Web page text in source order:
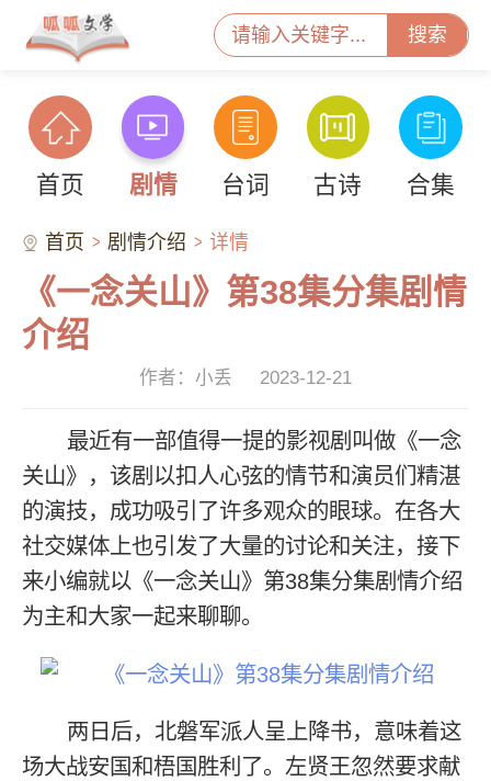
搜索
首页 剧情 台词 古诗 合集
首页 剧情介绍 详情
《一念关山》第38集分集剧情
介绍
作者：小丢 2023-12-21
最近有一部值得一提的影视剧叫做《一念
关山》，该剧以扣人心弦的情节和演员们精湛
的演技，成功吸引了许多观众的眼球。在各大
社交媒体上也引发了大量的讨论和关注，接下
来小编就以《一念关山》第38集分集剧情介绍
为主和大家一起来聊聊。
两日后，北磐军派人呈上降书，意味着这
场大战安国和梧国胜利了。左贤王忽然要求献